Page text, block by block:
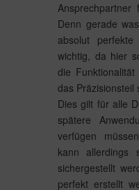
Ansprechpartner
Denn gerade
absolut perfekte
wichtig, da hier
die
das Präzisionsteil
Dies gilt für alle
spätere
verfügen
kann allerdings
sichergestellt
perfekt erstellt